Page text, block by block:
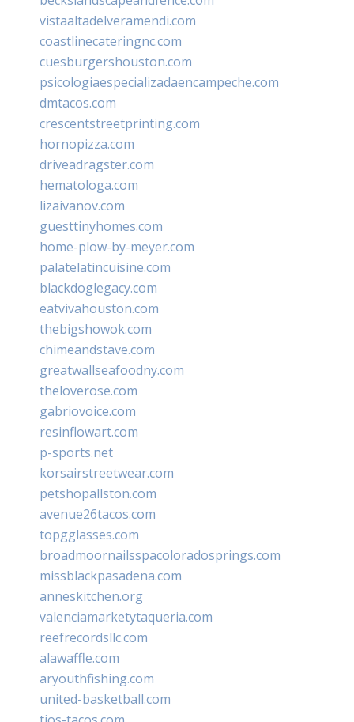
vistaaltadelveramendi.com
coastlinecateringnc.com
cuesburgershouston.com
psicologiaespecializadaencampeche.com
dmtacos.com
crescentstreetprinting.com
hornopizza.com
driveadragster.com
hematologa.com
lizaivanov.com
guesttinyhomes.com
home-plow-by-meyer.com
palatelatincuisine.com
blackdoglegacy.com
eatvivahouston.com
thebigshowok.com
chimeandstave.com
greatwallseafoodny.com
theloverose.com
gabriovoice.com
resinflowart.com
p-sports.net
korsairstreetwear.com
petshopallston.com
avenue26tacos.com
topgglasses.com
broadmoornailsspacoloradosprings.com
missblackpasadena.com
anneskitchen.org
valenciamarketytaqueria.com
reefrecordsllc.com
alawaffle.com
aryouthfishing.com
united-basketball.com